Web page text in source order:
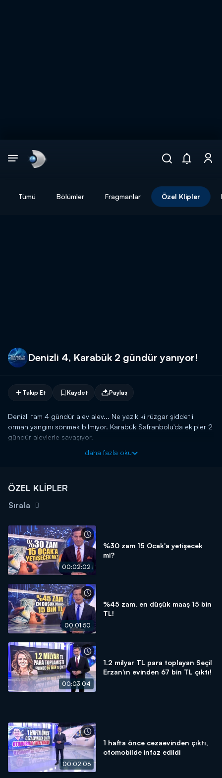
Tümü Bölümler Fragmanlar Özel Klipler
Denizli 4, Karabük 2 gündür yanıyor!
Takip Et Kaydet Paylaş
Denizli tam 4 gündür alev alev... Ne yazık ki rüzgar şiddetli
orman yangını sönmek bilmiyor. Karabük Safranbolu'da ekipler 2
gündür alevlerle savaşıyor.
Kanal D Haber, hafta içi her akşam Kanal D'de!
daha fazla oku
ÖZEL KLİPLER
Sırala
00:02:02
%30 zam 15 Ocak'a yetişecek
mi?
00:01:50
%45 zam, en düşük maaş 15 bin
TL!
00:03:04
1.2 milyar TL para toplayan Seçil
Erzan'ın evinden 67 bin TL çıktı!
00:02:06
1 hafta önce cezaevinden çıktı,
otomobilde infaz edildi